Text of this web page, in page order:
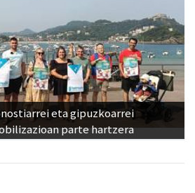
eta gipuzkoarrei
parte hartzera